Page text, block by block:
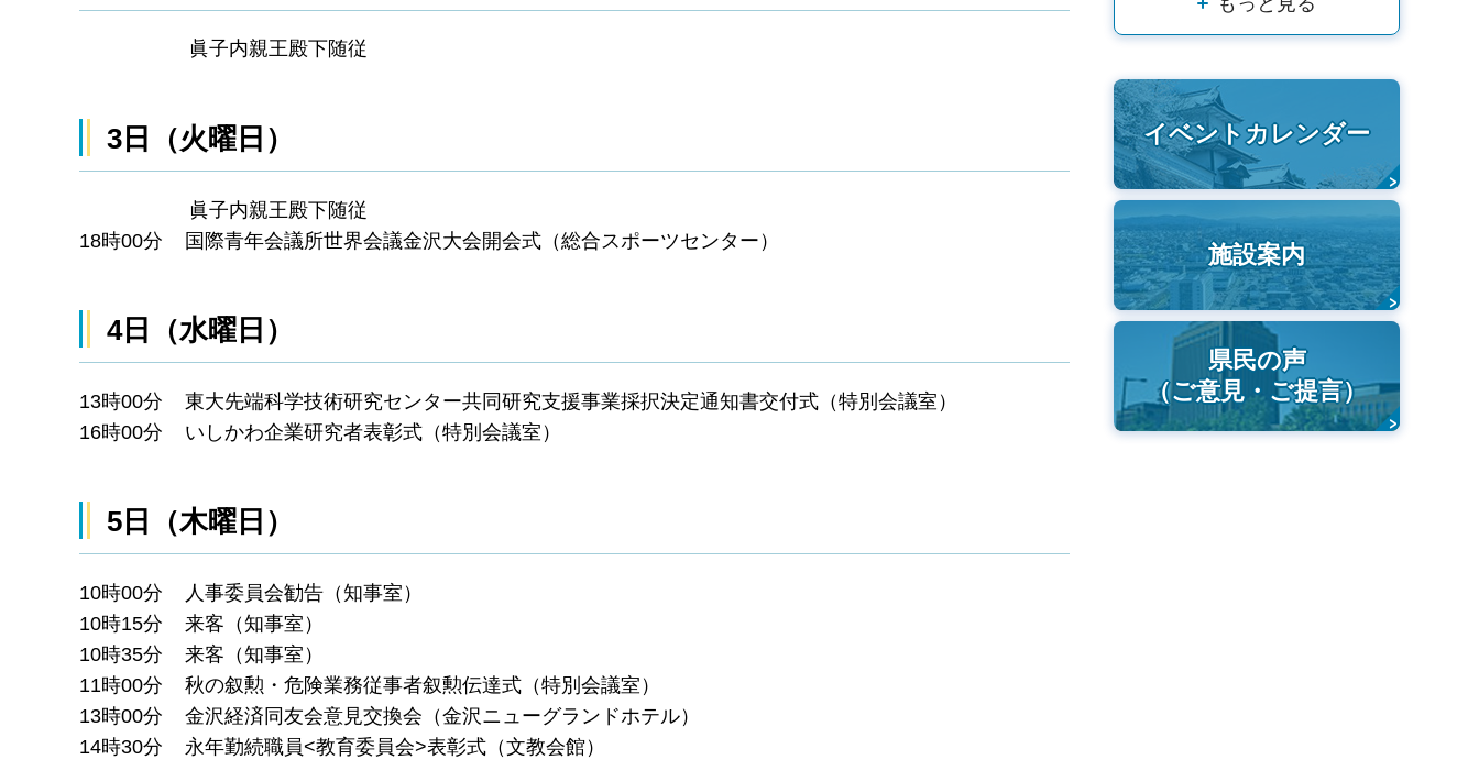
眞子内親王殿下随従
3日（火曜日）
眞子内親王殿下随従
18時00分 国際青年会議所世界会議金沢大会開会式（総合スポーツセンター）
4日（水曜日）
13時00分 東大先端科学技術研究センター共同研究支援事業採択決定通知書交付式（特別会議室）
16時00分 いしかわ企業研究者表彰式（特別会議室）
5日（木曜日）
10時00分 人事委員会勧告（知事室）
10時15分 来客（知事室）
10時35分 来客（知事室）
11時00分 秋の叙勲・危険業務従事者叙勲伝達式（特別会議室）
13時00分 金沢経済同友会意見交換会（金沢ニューグランドホテル）
14時30分 永年勤続職員<教育委員会>表彰式（文教会館）
イベントカレンダー
施設案内
県民の声
（ご意見・ご提言）